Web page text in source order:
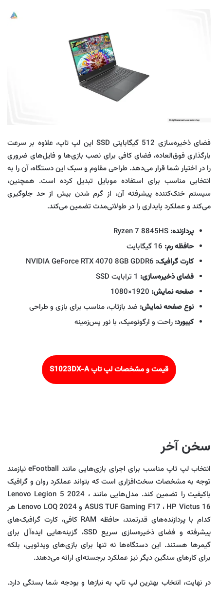
فضای ذخیره‌سازی 512 گیگابایتی SSD این لپ‌ تاپ، علاوه بر سرعت
بارگذاری فوق‌العاده، فضای کافی برای نصب بازی‌ها و فایل‌های ضروری
را در اختیار شما قرار می‌دهد. طراحی مقاوم و سبک این دستگاه، آن را به
انتخابی مناسب برای استفاده موبایل تبدیل کرده است. همچنین،
سیستم خنک‌کننده پیشرفته آن، از گرم شدن بیش از حد جلوگیری
می‌کند و عملکرد پایداری را در طولانی‌مدت تضمین می‌کند.
پردازنده:
حافظه رم:
کارت گرافیک:
فضای ذخیره‌سازی:
صفحه نمایش:
نوع صفحه نمایش: ضد بازتاب، مناسب برای بازی و طراحی
کیبورد: راحت و ارگونومیک، با نور پس‌زمینه
قیمت و مشخصات لپ تاپ S1023DX-A
سخن آخر
انتخاب لپ‌ تاپ مناسب برای اجرای بازی‌هایی مانند eFootball نیازمند
توجه به مشخصات سخت‌افزاری است که بتواند عملکرد روان و گرافیک
باکیفیت را تضمین کند. مدل‌هایی مانند Lenovo Legion 5 2024 ،
ASUS TUF Gaming F17 ، HP Victus 16 و Lenovo LOQ 2024 هر
کدام با پردازنده‌های قدرتمند، حافظه RAM کافی، کارت گرافیک‌های
پیشرفته و فضای ذخیره‌سازی سریع SSD، گزینه‌هایی ایده‌آل برای
گیمرها هستند. این دستگاه‌ها نه تنها برای بازی‌های ویدئویی، بلکه
برای کارهای سنگین دیگر نیز عملکرد برجسته‌ای ارائه می‌دهند.
در نهایت، انتخاب بهترین لپ‌ تاپ به نیازها و بودجه شما بستگی دارد.